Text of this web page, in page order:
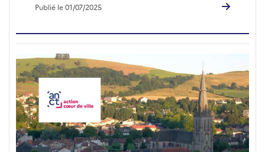
Publié le 01/07/2025